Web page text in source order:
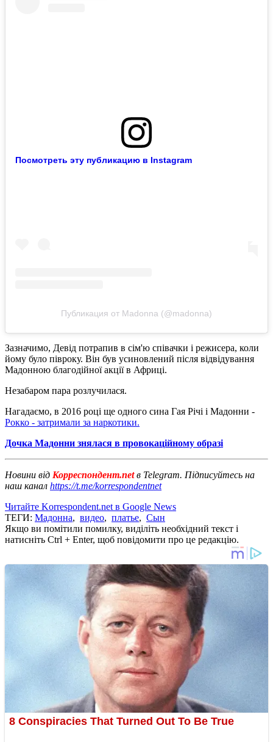
Посмотреть эту публикацию в Instagram
Публикация от Madonna (@madonna)
Зазначимо, Девід потрапив в сім'ю співачки і режисера, коли
йому було півроку. Він був усиновлений після відвідування
Мадонною благодійної акції в Африці.
Незабаром пара розлучилася.
Нагадаємо, в 2016 році ще одного сина Гая Річі і Мадонни -
Рокко - затримали за наркотики.
Дочка Мадонни знялася в провокаційному образі
Новини від Корреспондент.netв Telegram. Підписуйтесь на
наш канал https://t.me/korrespondentnet
Читайте Korrespondent.net в Google News
ТЕГИ: Мадонна, видео, платье, Сын
Якщо ви помітили помилку, виділіть необхідний текст і
натисніть Ctrl + Enter, щоб повідомити про це редакцію.